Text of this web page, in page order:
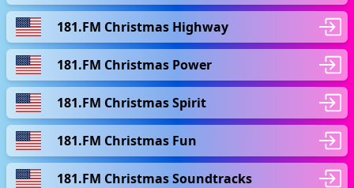
181.FM Christmas Highway
181.FM Christmas Power
181.FM Christmas Spirit
181.FM Christmas Fun
181.FM Christmas Soundtracks